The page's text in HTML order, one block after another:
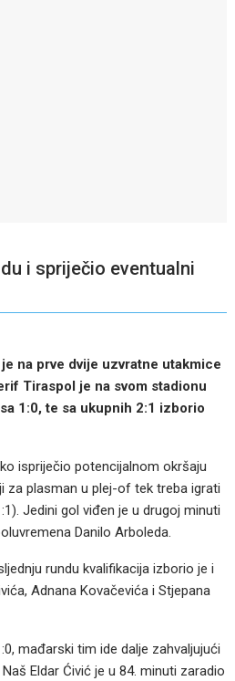
i spriječio eventualni
na prve dvije uzvratne utakmice
Tiraspol je na svom stadionu
1:0, te sa ukupnih 2:1 izborio
ispriječio potencijalnom okršaju
za plasman u plej-of tek treba igrati
Jedini gol viđen je u drugoj minuti
Danilo Arboleda.
rundu kvalifikacija izborio je i
Adnana Kovačevića i Stjepana
mađarski tim ide dalje zahvaljujući
Eldar Ćivić je u 84. minuti zaradio